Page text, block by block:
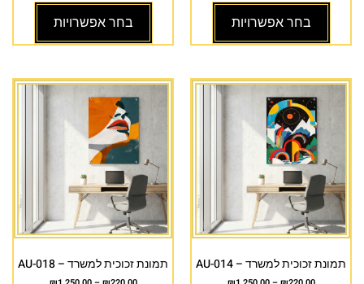
בחר אפשרויות בחר אפשרויות
תמונת זכוכית למשרד – AU-014 תמונת זכוכית למשרד – AU-018